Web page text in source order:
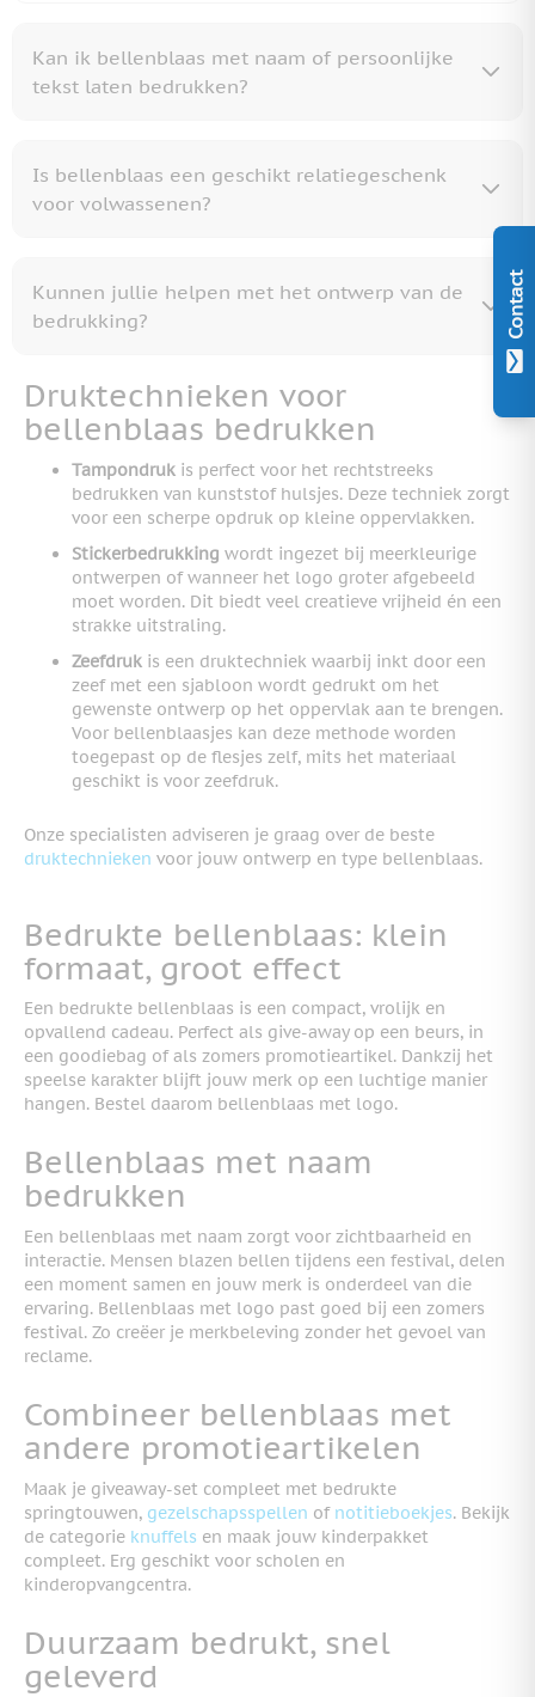
Contact
Druktechnieken voor
bellenblaas bedrukken
Tampondruk is perfect voor het rechtstreeks
bedrukken van kunststof hulsjes. Deze techniek zorgt
voor een scherpe opdruk op kleine oppervlakken.
Stickerbedrukking wordt ingezet bij meerkleurige
ontwerpen of wanneer het logo groter afgebeeld
moet worden. Dit biedt veel creatieve vrijheid én een
strakke uitstraling.
Zeefdruk is een druktechniek waarbij inkt door een
zeef met een sjabloon wordt gedrukt om het
gewenste ontwerp op het oppervlak aan te brengen.
Voor bellenblaasjes kan deze methode worden
toegepast op de flesjes zelf, mits het materiaal
geschikt is voor zeefdruk.
Onze specialisten adviseren je graag over de beste
druktechnieken voor jouw ontwerp en type bellenblaas.
Bedrukte bellenblaas: klein
formaat, groot effect
Een bedrukte bellenblaas is een compact, vrolijk en
opvallend cadeau. Perfect als give-away op een beurs, in
een goodiebag of als zomers promotieartikel. Dankzij het
speelse karakter blijft jouw merk op een luchtige manier
hangen. Bestel daarom bellenblaas met logo.
Bellenblaas met naam
bedrukken
Een bellenblaas met naam zorgt voor zichtbaarheid en
interactie. Mensen blazen bellen tijdens een festival, delen
een moment samen en jouw merk is onderdeel van die
ervaring. Bellenblaas met logo past goed bij een zomers
festival. Zo creëer je merkbeleving zonder het gevoel van
reclame.
Combineer bellenblaas met
andere promotieartikelen
Maak je giveaway-set compleet met bedrukte
springtouwen, gezelschapsspellen of notitieboekjes. Bekijk
de categorie knuffels en maak jouw kinderpakket
compleet. Erg geschikt voor scholen en
kinderopvangcentra.
Duurzaam bedrukt, snel
geleverd
Kan ik bellenblaas met naam of persoonlijke
tekst laten bedrukken?
Is bellenblaas een geschikt relatiegeschenk
voor volwassenen?
Kunnen jullie helpen met het ontwerp van de
bedrukking?